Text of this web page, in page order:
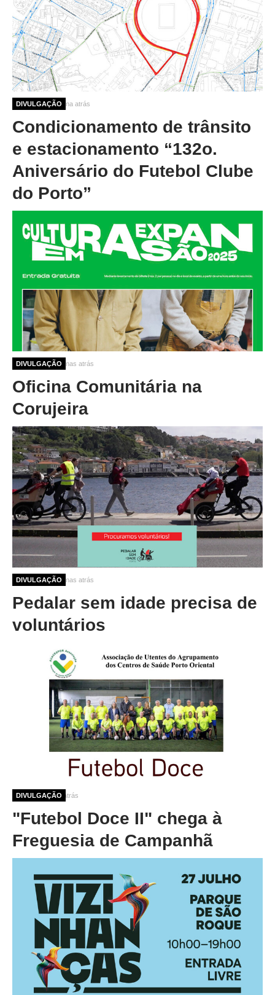
DIVULGAÇÃO
10 meses 1 semana atrás
Condicionamento de trânsito
e estacionamento “132o.
Aniversário do Futebol Clube
do Porto”
DIVULGAÇÃO
10 meses 3 semanas atrás
Oficina Comunitária na
Corujeira
DIVULGAÇÃO
10 meses 3 semanas atrás
Pedalar sem idade precisa de
voluntários
DIVULGAÇÃO
12 meses 2 dias atrás
"Futebol Doce II" chega à
Freguesia de Campanhã